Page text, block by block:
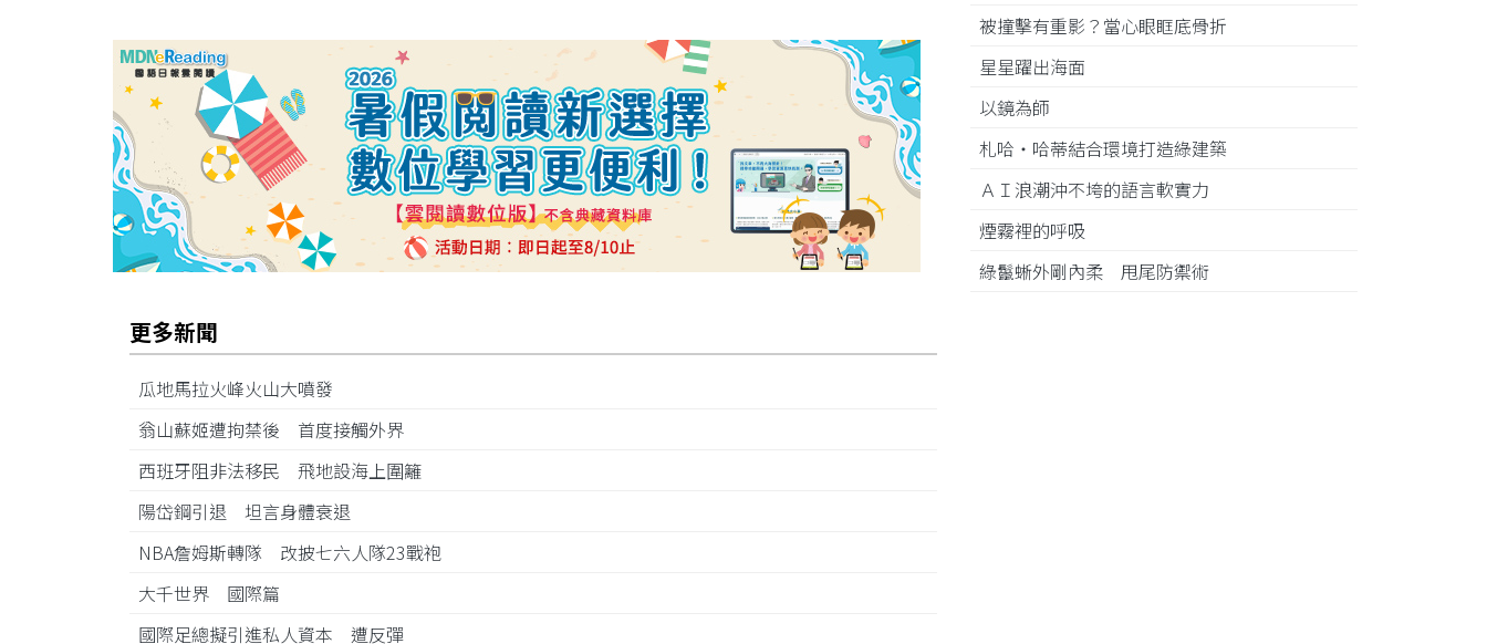
更多新聞
瓜地馬拉火峰火山大噴發
翁山蘇姬遭拘禁後 首度接觸外界
西班牙阻非法移民 飛地設海上圍籬
陽岱鋼引退 坦言身體衰退
NBA詹姆斯轉隊 改披七六人隊23戰袍
大千世界 國際篇
國際足總擬引進私人資本 遭反彈
被撞擊有重影？當心眼眶底骨折
星星躍出海面
以鏡為師
札哈‧哈蒂結合環境打造綠建築
ＡＩ浪潮沖不垮的語言軟實力
煙霧裡的呼吸
綠鬣蜥外剛內柔 甩尾防禦術